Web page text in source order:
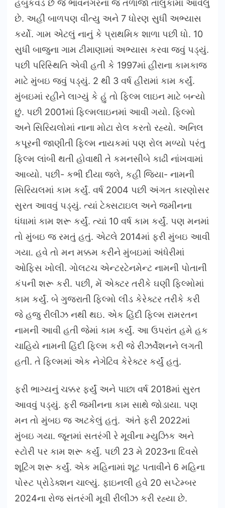
હબુકવડ છે જે ભાવનગરના જ તળાજા તાલુકામાં આવેલું
છે. અહીં બાળપણ વીત્યુ અને 7 ધોરણ સુધી અભ્યાસ
કર્યો. ગામ એટલું નાનું કે પ્રાથમિક શાળા પછી ધો. 10
સુધી બાજુના ગામ ટીમાણામાં અભ્યાસ કરવા જવું પડ્યું.
પછી પરિસ્થિતિ એવી હતી કે 1997માં હીરાના કામકાજ
માટે મુંબઇ જવું પડ્યું. 2 થી 3 વર્ષ હીરામાં કામ કર્યું.
મુંબઇમાં રહીને લાગ્યું કે હું તો ફિલ્મ લાઇન માટે બન્યો
છું. પછી 2001માં ફિલ્મલાઇનમાં આવી ગયો. ફિલ્મો
અને સિરિયલોમાં નાના મોટા રોલ કરતો રહ્યો. અનિલ
કપૂરની જાણીતી ફિલ્મ નાયકમાં પણ રોલ મળ્યો પરંતુ
ફિલ્મ લાંબી થતી હોવાથી તે કમનસીબે કાઢી નાંખવામાં
આવ્યો. પછી- કભી દીયા જલે, કહીં જિયા- નામની
સિરિયલમાં કામ કર્યું. વર્ષ 2004 પછી અંગત કારણોસર
સુરત આવવું પડ્યું. ત્યાં ટેક્સટાઇલ અને જમીનના
ધંધામાં કામ શરૂ કર્યું. ત્યાં 10 વર્ષ કામ કર્યું. પણ મનમાં
તો મુંબઇ જ રમતું હતું. એટલે 2014માં ફરી મુંબઇ આવી
ગયા. હવે તો મન મક્કમ કરીને મુંબઇમાં અંધેરીમાં
ઓફિસ ખોલી. ગોલટચ એન્ટરટેનમેન્ટ નામની પોતાની
કંપની શરૂ કરી. પછી, મેં એક્ટર તરીકે ઘણી ફિલ્મોમાં
કામ કર્યું. બે ગુજરાતી ફિલ્મો લીડ કેરેક્ટર તરીકે કરી
જે હજુ રીલીઝ નથી થઇ. એક હિંદી ફિલ્મ રામરતન
નામની આવી હતી જેમાં કામ કર્યું. આ ઉપરાંત હમે હક
ચાહિયે નામની હિંદી ફિલ્મ કરી જે રીઝર્વેશનને લગતી
હતી. તે ફિલ્મમાં એક નેગેટિવ કેરેક્ટર કર્યું હતું.
ફરી ભાગ્યનું ચક્કર ફર્યું અને પાછા વર્ષ 2018માં સુરત
આવવું પડ્યું. ફરી જમીનના કામ સાથે જોડાયા. પણ
મન તો મુંબઇ જ અટકેલું હતું. અંતે ફરી 2022માં
મુંબઇ ગયા. જૂનમાં સતરંગી રે મૂવીના મ્યુઝિક અને
સ્ટોરી પર કામ શરૂ કર્યું. પછી 23 મે 2023ના દિવસે
શૂટિંગ શરૂ કર્યું. એક મહિનામાં શૂટ પતાવીને 6 મહિના
પોસ્ટ પ્રોડેક્શન ચાલ્યું. ફાઇનલી હવે 20 સપ્ટેમ્બર
2024ના રોજ સંતરંગી મૂવી રીલીઝ કરી રહ્યા છે.